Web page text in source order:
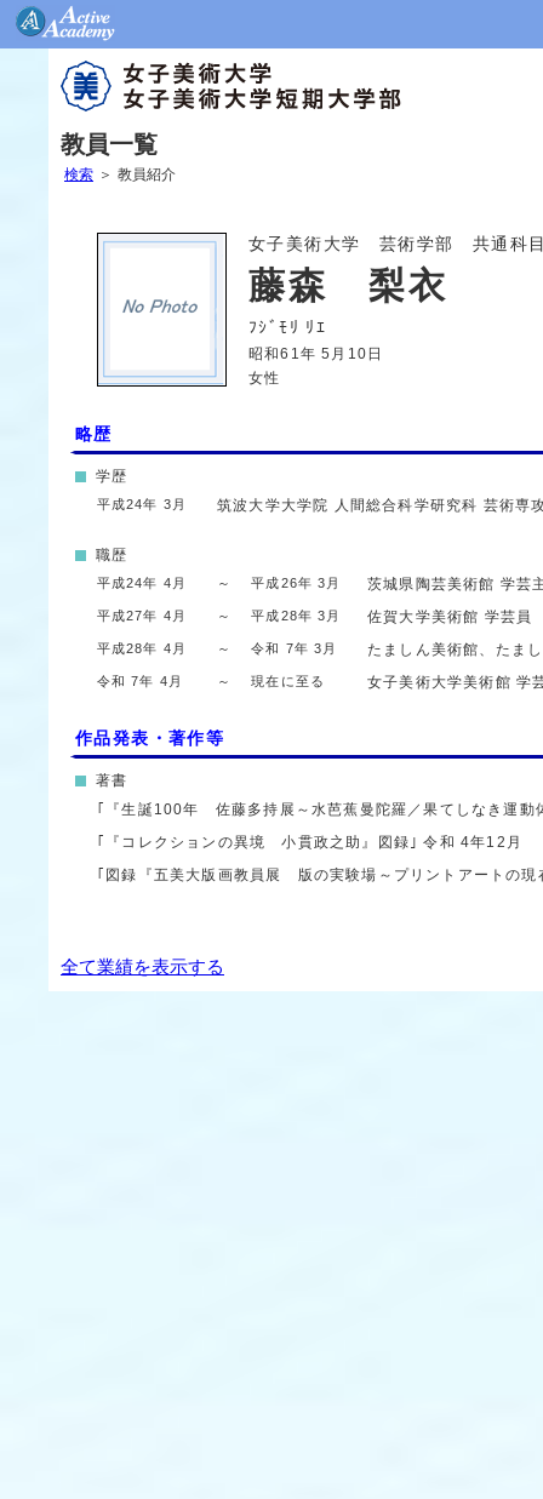
教員一覧
検索 ＞ 教員紹介
女子美術大学 芸術学部 共通科
藤森 梨衣
ﾌｼﾞﾓﾘ ﾘｴ
昭和61年 5月10日
女性
略歴
学歴
平成24年 3月 筑波大学大学院 人間総合科学研究科 芸術専
職歴
平成24年 4月 ～平成26年 3月 茨城県陶芸美術館 学芸
平成27年 4月 ～平成28年 3月 佐賀大学美術館 学芸員
平成28年 4月 ～令和 7年 3月 たましん美術館、たま
令和 7年 4月 ～現在に至る 女子美術大学美術館 学
作品発表・著作等
著書
｢『生誕100年 佐藤多持展～水芭蕉曼陀羅／果てしなき運動
｢『コレクションの異境 小貫政之助』図録｣令和 4年12月
｢図録『五美大版画教員展 版の実験場～プリントアートの
全て業績を表示する